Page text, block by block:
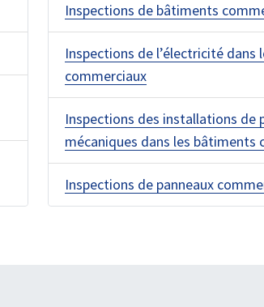
Inspections de bâtiments
Inspections de l’électricité dans
commerciaux
Inspections des installations de
mécaniques dans les
Inspections de panneaux